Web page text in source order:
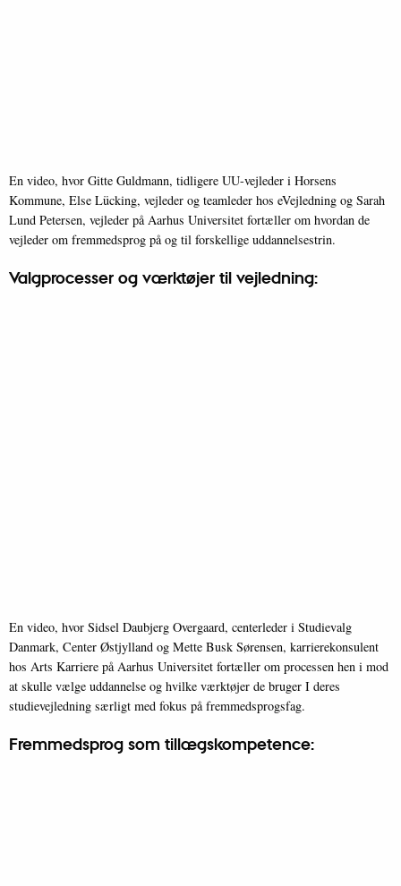
En video, hvor Gitte Guldmann, tidligere UU-vejleder i Horsens
Kommune, Else Lücking, vejleder og teamleder hos eVejledning og Sarah
Lund Petersen, vejleder på Aarhus Universitet fortæller om hvordan de
vejleder om fremmedsprog på og til forskellige uddannelsestrin.
Valgprocesser og værktøjer til vejledning:
En video, hvor Sidsel Daubjerg Overgaard, centerleder i Studievalg
Danmark, Center Østjylland og Mette Busk Sørensen, karrierekonsulent
hos Arts Karriere på Aarhus Universitet fortæller om processen hen i mod
at skulle vælge uddannelse og hvilke værktøjer de bruger I deres
studievejledning særligt med fokus på fremmedsprogsfag.
Fremmedsprog som tillægskompetence: